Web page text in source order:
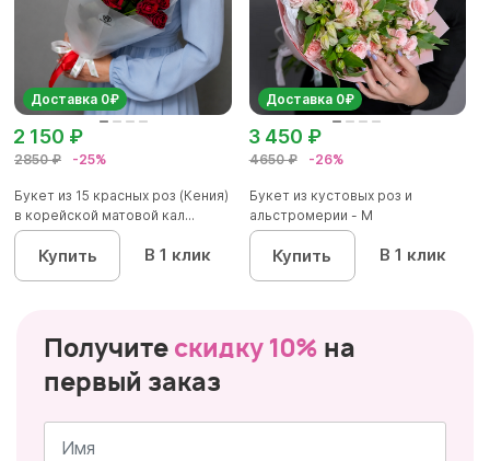
Доставка 0₽
2850 ₽ -25%
2 150 ₽
Букет из 15 красных роз (Кения)
в корейской матовой кал...
Купить В 1 клик
Доставка 0₽
4650 ₽ -26%
3 450 ₽
Букет из кустовых роз и
альстромерии - М
Купить В 1 клик
Получите скидку 10% на
первый заказ